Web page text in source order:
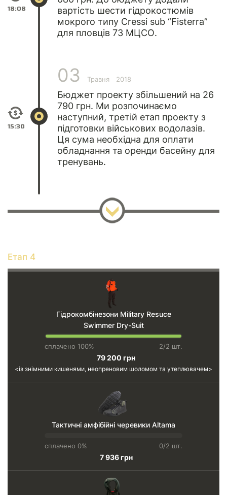
18:08
вартість шести гідрокостюмів
мокрого типу Cressi sub “Fisterra”
для пловців 73 МЦСО.
15:30
03 Травня 2018
Бюджет проекту збільшений на 26
790 грн. Ми розпочинаємо
наступний, третій етап проекту з
підготовки військових водолазів.
Ця сума необхідна для оплати
обладнання та оренди басейну для
тренувань.
Етап 4
Гідрокомбінезони Military Resuce
Swimmer Dry-Suit
сплачено 100% 2/2 шт.
79 200 грн
із знімними кишенями, неопреновим шоломом та утеплювачем
Тактичні амфібійні черевики Altama
сплачено 0% 0/2 шт.
7 936 грн